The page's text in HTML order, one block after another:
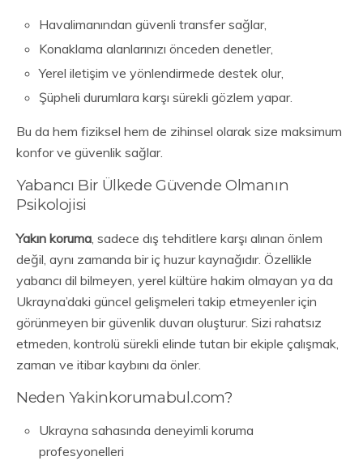
Havalimanından güvenli transfer sağlar,
Konaklama alanlarınızı önceden denetler,
Yerel iletişim ve yönlendirmede destek olur,
Şüpheli durumlara karşı sürekli gözlem yapar.
Bu da hem fiziksel hem de zihinsel olarak size maksimum
konfor ve güvenlik sağlar.
Yabancı Bir Ülkede Güvende Olmanın
Psikolojisi
Yakın koruma, sadece dış tehditlere karşı alınan önlem
değil, aynı zamanda bir iç huzur kaynağıdır. Özellikle
yabancı dil bilmeyen, yerel kültüre hakim olmayan ya da
Ukrayna’daki güncel gelişmeleri takip etmeyenler için
görünmeyen bir güvenlik duvarı oluşturur. Sizi rahatsız
etmeden, kontrolü sürekli elinde tutan bir ekiple çalışmak,
zaman ve itibar kaybını da önler.
Neden Yakinkorumabul.com?
Ukrayna sahasında deneyimli koruma
profesyonelleri